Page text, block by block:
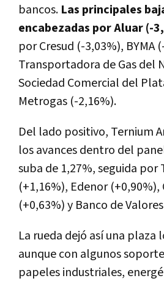
bancos. Las principales
encabezadas por Aluar (-
por Cresud (-3,03%), BYMA
Transportadora de Gas del
Sociedad Comercial del
Metrogas (-2,16%).
Del lado positivo, Ternium
los avances dentro del
suba de 1,27%, seguida por
(+1,16%), Edenor
(+0,63%) y Banco de
La rueda dejó así una plaza
aunque con algunos
papeles industriales,